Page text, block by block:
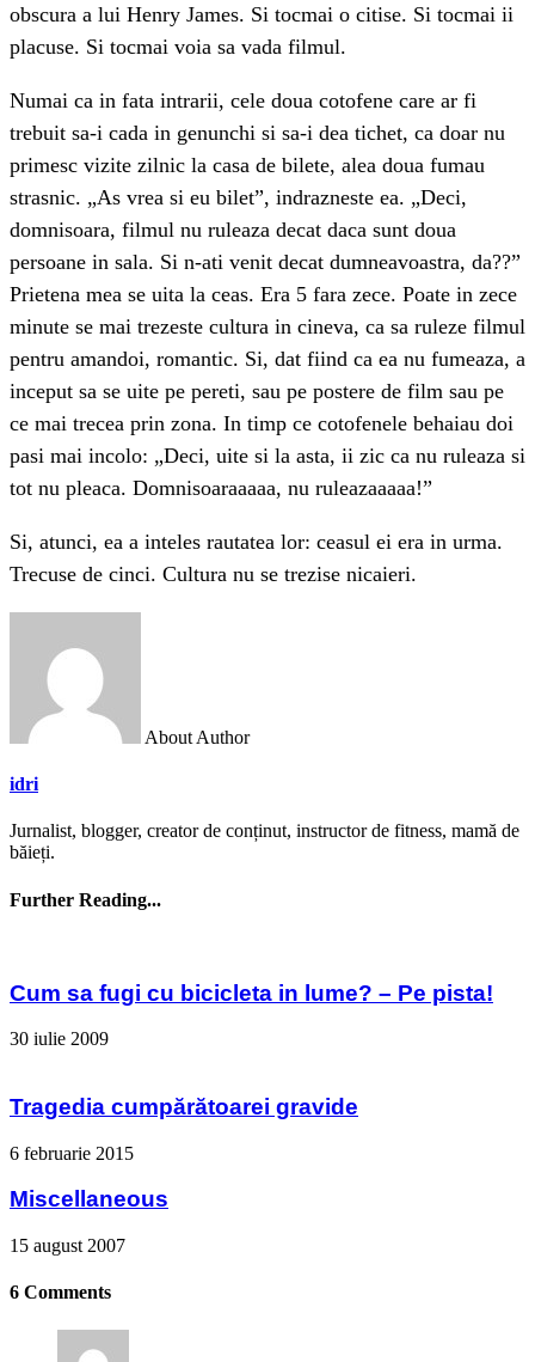
obscura a lui Henry James. Si tocmai o citise. Si tocmai ii
placuse. Si tocmai voia sa vada filmul.
Numai ca in fata intrarii, cele doua cotofene care ar fi
trebuit sa-i cada in genunchi si sa-i dea tichet, ca doar nu
primesc vizite zilnic la casa de bilete, alea doua fumau
strasnic. „As vrea si eu bilet”, indrazneste ea. „Deci,
domnisoara, filmul nu ruleaza decat daca sunt doua
persoane in sala. Si n-ati venit decat dumneavoastra, da??”
Prietena mea se uita la ceas. Era 5 fara zece. Poate in zece
minute se mai trezeste cultura in cineva, ca sa ruleze filmul
pentru amandoi, romantic. Si, dat fiind ca ea nu fumeaza, a
inceput sa se uite pe pereti, sau pe postere de film sau pe
ce mai trecea prin zona. In timp ce cotofenele behaiau doi
pasi mai incolo: „Deci, uite si la asta, ii zic ca nu ruleaza si
tot nu pleaca. Domnisoaraaaaa, nu ruleazaaaaa!”
Si, atunci, ea a inteles rautatea lor: ceasul ei era in urma.
Trecuse de cinci. Cultura nu se trezise nicaieri.
About Author
idri
Jurnalist, blogger, creator de conținut, instructor de fitness, mamă de
băieți.
Further Reading...
Cum sa fugi cu bicicleta in lume? – Pe pista!
30 iulie 2009
Tragedia cumpărătoarei gravide
6 februarie 2015
Miscellaneous
15 august 2007
6 Comments